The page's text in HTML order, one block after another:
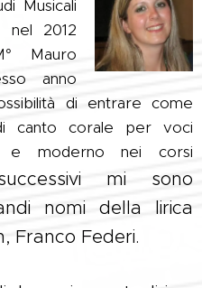
Musicali
nel 2012
Mauro
anno
di entrare come
canto corale per voci
e moderno nei corsi
mi sono
nomi della lirica
Franco Federi.